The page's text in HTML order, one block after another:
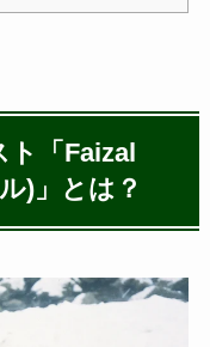
「Faizal
)」とは？